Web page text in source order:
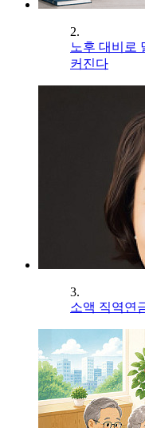
2.
노후 대비로
커진다
3.
소액 직역연